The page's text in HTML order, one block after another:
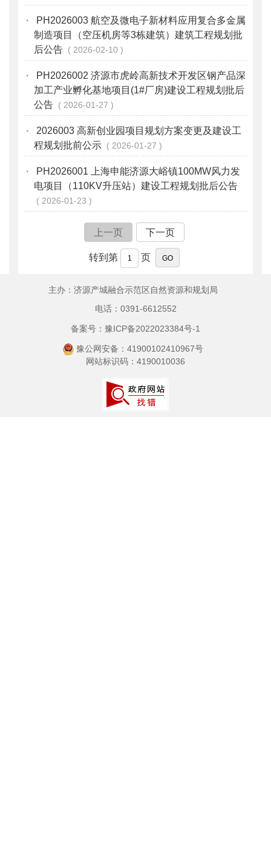
·
PH2026003 航空及微电子新材料应用复合多金属
制造项目（空压机房等3栋建筑）建筑工程规划批
后公告
2026-02-10
·
PH2026002 济源市虎岭高新技术开发区钢产品深
加工产业孵化基地项目(1#厂房)建设工程规划批后
公告
2026-01-27
·
2026003 高新创业园项目规划方案变更及建设工
程规划批前公示
2026-01-27
·
PH2026001 上海申能济源大峪镇100MW风力发
电项目（110KV升压站）建设工程规划批后公告
2026-01-23
上一页 下一页
转到第 页
主办：济源产城融合示范区自然资源和规划局
电话：0391-6612552
备案号：豫ICP备2022023384号-1
豫公网安备：41900102410967号
网站标识码：4190010036